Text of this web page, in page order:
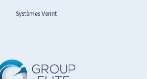
Systèmes Verint